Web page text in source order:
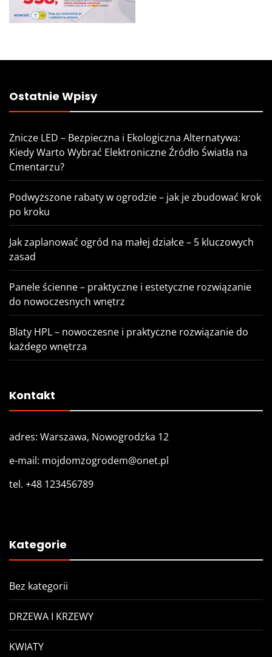
Ostatnie Wpisy
Znicze LED – Bezpieczna i Ekologiczna Alternatywa:
Kiedy Warto Wybrać Elektroniczne Źródło Światła na
Cmentarzu?
Podwyższone rabaty w ogrodzie – jak je zbudować krok
po kroku
Jak zaplanować ogród na małej działce – 5 kluczowych
zasad
Panele ścienne – praktyczne i estetyczne rozwiązanie
do nowoczesnych wnętrz
Blaty HPL – nowoczesne i praktyczne rozwiązanie do
każdego wnętrza
Kontakt
adres: Warszawa, Nowogrodzka 12
e-mail: mojdomzogrodem@onet.pl
tel. +48 123456789
Kategorie
Bez kategorii
DRZEWA I KRZEWY
KWIATY